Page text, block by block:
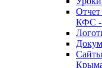
Отчет
КФС -